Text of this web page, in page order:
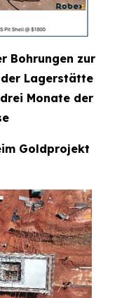
Bohrungen zur
Lagerstätte
Monate der
Goldprojekt